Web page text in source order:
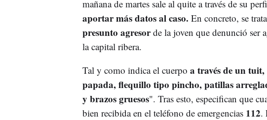
mañana de martes sale al quite a través de su
aportar más datos al caso. En concreto, se
presunto agresorde la joven que denunció ser
la capital ribera.
Tal y como indica el cuerpo a través de un tuit,
papada, flequillo tipo pincho, patillas
y brazos gruesos". Tras esto, especifican que
bien recibida en el teléfono de emergencias 112.